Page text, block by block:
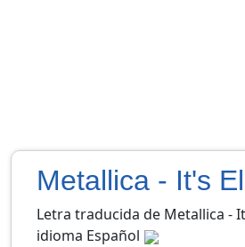
Metallica - It's
Letra traducida de Metallica -
idioma Español